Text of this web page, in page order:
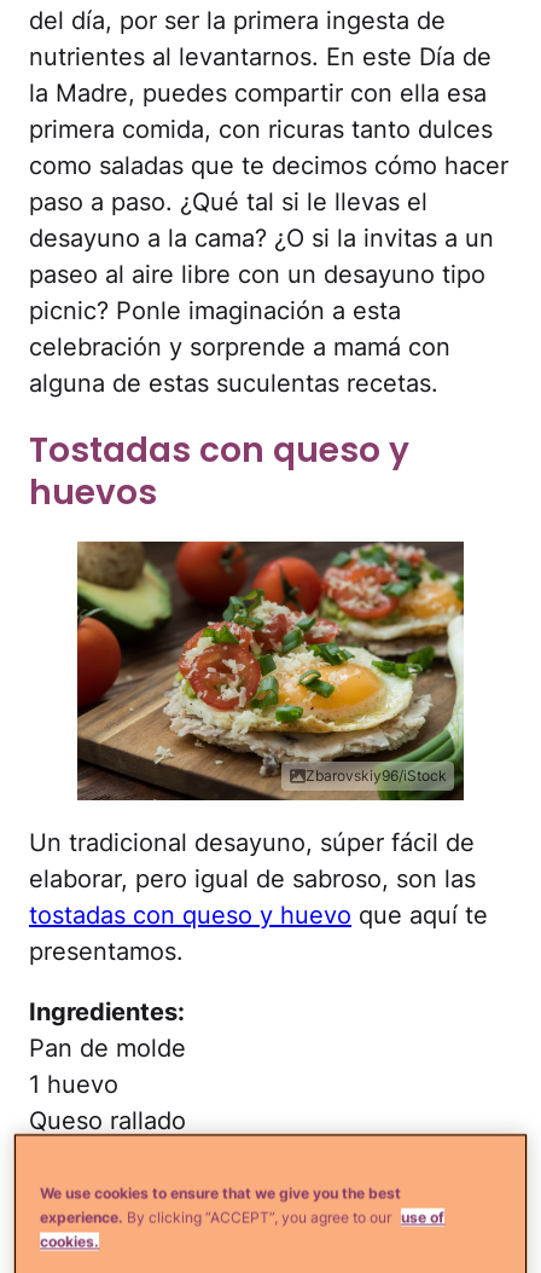
del día, por ser la primera ingesta de
nutrientes al levantarnos. En este Día de
la Madre, puedes compartir con ella esa
primera comida, con ricuras tanto dulces
como saladas que te decimos cómo hacer
paso a paso. ¿Qué tal si le llevas el
desayuno a la cama? ¿O si la invitas a un
paseo al aire libre con un desayuno tipo
picnic? Ponle imaginación a esta
celebración y sorprende a mamá con
alguna de estas suculentas recetas.
Tostadas con queso y
huevos
Zbarovskiy96/iStock
Un tradicional desayuno, súper fácil de
elaborar, pero igual de sabroso, son las
tostadas con queso y huevo que aquí te
presentamos.
Ingredientes:
Pan de molde
1 huevo
Queso rallado
Preparación:
Presiona con una cuchara el
pan formando un rectángulo. Sazónalo
con una pizca de sal y pimienta. Coloca
We use cookies to ensure that we give you the best
experience. By clicking “ACCEPT”, you agree to our use of
cookies.